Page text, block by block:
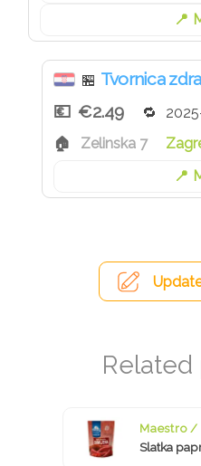
🏪 Tvornica
€2.49
Zelinska 7
Maestro /
Slatka